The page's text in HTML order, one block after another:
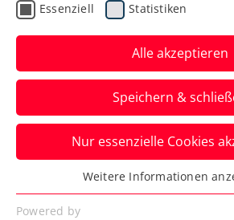
ATP Stockholm:
Erfolgslauf von
erst durch
gestoppt
Für das ÖTV-Ass ist in
Achtelfinale gegen den
aus Frankreich Schluss.
Essenziell Statistiken
Alle akzeptieren
Speichern &
Nur essenzielle Cookies
Essenziell
Essenzielle Cookies werden für
Weitere Informationen
Powered by